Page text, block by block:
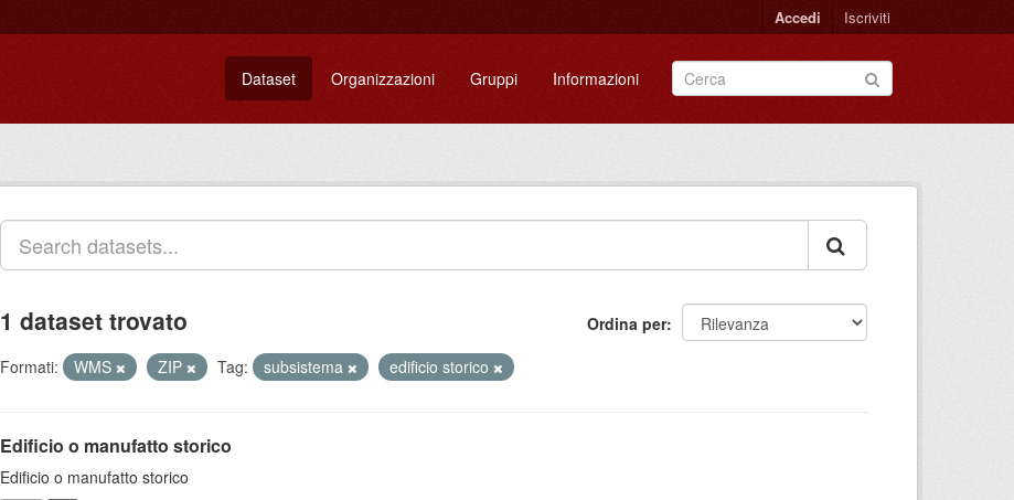
Accedi Iscriviti
Dataset Organizzazioni Gruppi Informazioni
Ordina per
1 dataset trovato
Formati: WMS ZIP Tag: subsistema edificio storico
Edificio o manufatto storico
Edificio o manufatto storico